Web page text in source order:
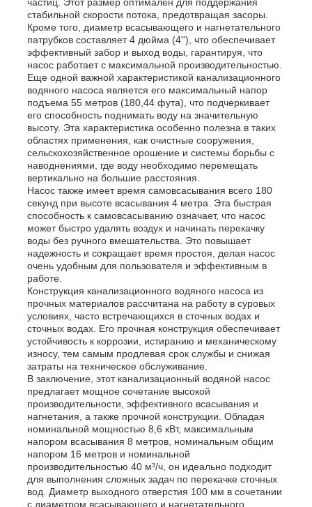
контроль качества
контактные данные
Новости
Все случаи
Отправить запрос
дизель-генераторная установка
бензиновый генератор
Инверторная генераторная установка
Портативный генераторный набор
Промышленная генераторная установка
Цифровая генераторная установка
Генератор открытых кадров
стабильной скорости потока, предотвращая засоры.
Кроме того, диаметр всасывающего и нагнетательного
патрубков составляет 4 дюйма (4''), что обеспечивает
эффективный забор и выход воды, гарантируя, что
насос работает с максимальной производительностью.
Еще одной важной характеристикой канализационного
водяного насоса является его максимальный напор
подъема 55 метров (180,44 фута), что подчеркивает
его способность поднимать воду на значительную
высоту. Эта характеристика особенно полезна в таких
областях применения, как очистные сооружения,
сельскохозяйственное орошение и системы борьбы с
наводнениями, где воду необходимо перемещать
вертикально на большие расстояния.
Насос также имеет время самовсасывания всего 180
секунд при высоте всасывания 4 метра. Эта быстрая
способность к самовсасыванию означает, что насос
может быстро удалять воздух и начинать перекачку
воды без ручного вмешательства. Это повышает
надежность и сокращает время простоя, делая насос
очень удобным для пользователя и эффективным в
работе.
Конструкция канализационного водяного насоса из
прочных материалов рассчитана на работу в суровых
условиях, часто встречающихся в сточных водах и
сточных водах. Его прочная конструкция обеспечивает
устойчивость к коррозии, истиранию и механическому
износу, тем самым продлевая срок службы и снижая
затраты на техническое обслуживание.
В заключение, этот канализационный водяной насос
предлагает мощное сочетание высокой
производительности, эффективного всасывания и
нагнетания, а также прочной конструкции. Обладая
номинальной мощностью 8,6 кВт, максимальным
напором всасывания 8 метров, номинальным общим
напором 16 метров и номинальной
производительностью 40 м³/ч, он идеально подходит
для выполнения сложных задач по перекачке сточных
вод. Диаметр выходного отверстия 100 мм в сочетании
с диаметром всасывающего и нагнетательного